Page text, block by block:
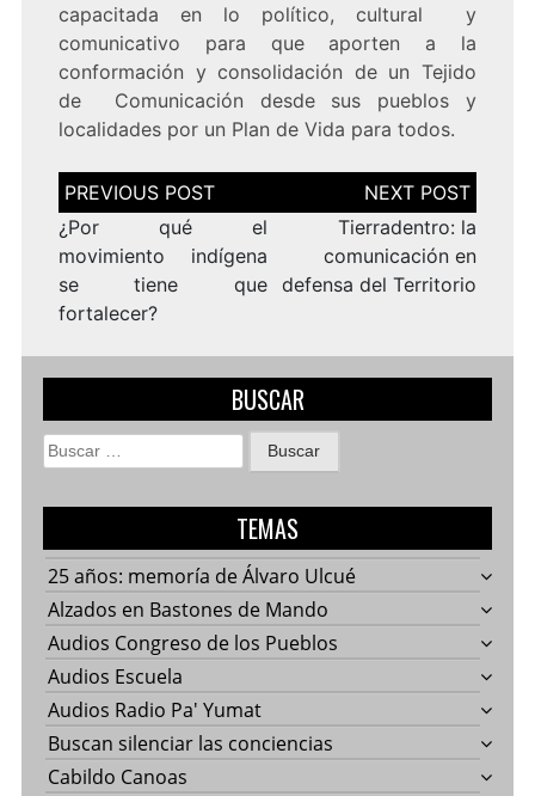
capacitada en lo político, cultural y
comunicativo para que aporten a la
conformación y consolidación de un Tejido
de Comunicación desde sus pueblos y
localidades por un Plan de Vida para todos.
Navegación
de
entradas
¿Por qué el
movimiento indígena
se tiene que
fortalecer?
Tierradentro: la
comunicación en
defensa del Territorio
BUSCAR
Buscar:
TEMAS
25 años: memoría de Álvaro Ulcué
Alzados en Bastones de Mando
Audios Congreso de los Pueblos
Audios Escuela
Audios Radio Pa' Yumat
Buscan silenciar las conciencias
Cabildo Canoas